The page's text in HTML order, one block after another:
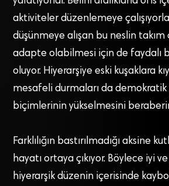
aktiviteler düzenlemeye
düşünmeye alışan bu neslin takım
adapte olabilmesi için de faydalı
oluyor. Hiyerarşiye eski kuşaklara
mesafeli durmaları da
biçimlerinin yükselmesini
Farklılığın bastırılmadığı aksine
hayatı ortaya çıkıyor. Böylece iyi
hiyerarşik düzenin içerisinde